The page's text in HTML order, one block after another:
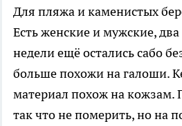
Для пляжа и каменистых
Есть женские и мужские,
недели ещё остались сабо
больше похожи на галоши.
материал похож на кожзам.
так что не померить, но на